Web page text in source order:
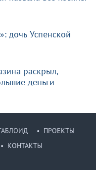
дочь Успенской
раскрыл,
деньги
ПРОЕКТЫ
КОНТАКТЫ